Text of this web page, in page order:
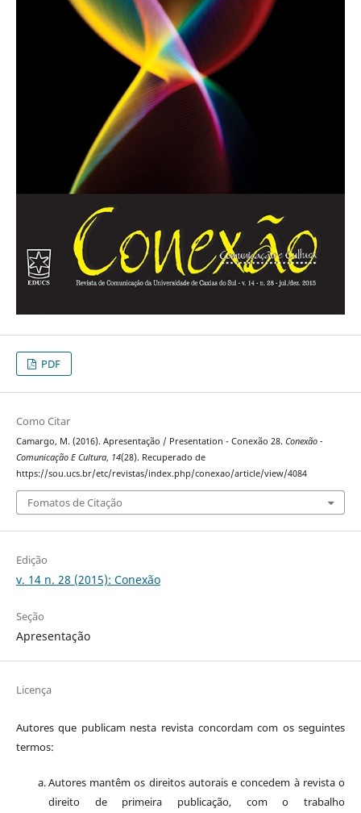
PDF
Como Citar
Camargo, M. (2016). Apresentação / Presentation - Conexão 28. Conexão -
Comunicação E Cultura, 14(28). Recuperado de
https://sou.ucs.br/etc/revistas/index.php/conexao/article/view/4084
Fomatos de Citação
Edição
v. 14 n. 28 (2015): Conexão
Seção
Apresentação
Licença
Autores que publicam nesta revista concordam com os seguintes
termos:
Autores mantêm os direitos autorais e concedem à revista o
direito de primeira publicação, com o trabalho